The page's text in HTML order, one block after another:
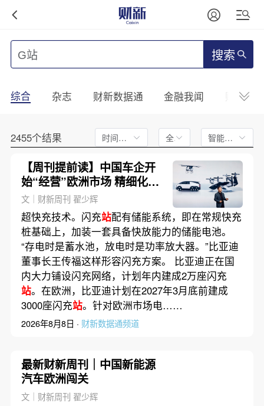
搜索
综合 杂志 财新数据通 金融我闻 财新
2455个结果 时间不限 全文 智能排序
【周刊提前读】中国车企开
始“经营”欧洲市场 精细化管
理需闯关
文｜财新周刊 翟少辉
超快充技术。闪充站配有储能系统，即在常规快充
桩基础上，加装一套具备快放能力的储能电池。
“存电时是蓄水池，放电时是功率放大器。”比亚迪
董事长王传福这样形容闪充方案。 比亚迪正在国
内大力铺设闪充网络，计划年内建成2万座闪充
站。在欧洲，比亚迪计划在2027年3月底前建成
3000座闪充站。针对欧洲市场电……
2026年8月8日 · 财新数据通频道
最新财新周刊｜中国新能源
汽车欧洲闯关
文｜财新周刊 翟少辉